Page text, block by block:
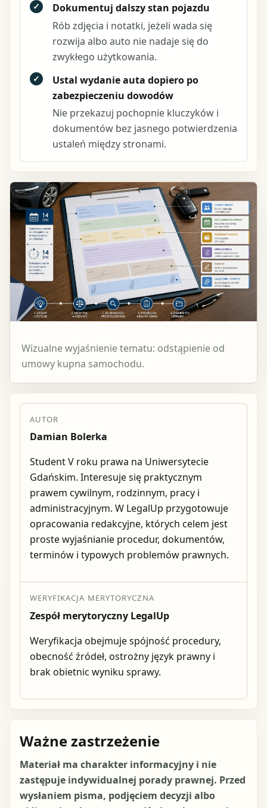
✓
Dokumentuj dalszy stan pojazdu
Rób zdjęcia i notatki, jeżeli wada się
rozwija albo auto nie nadaje się do
zwykłego użytkowania.
✓
Ustal wydanie auta dopiero po
zabezpieczeniu dowodów
Nie przekazuj pochopnie kluczyków i
dokumentów bez jasnego potwierdzenia
ustaleń między stronami.
Wizualne wyjaśnienie tematu: odstąpienie od
umowy kupna samochodu.
AUTOR
Damian Bolerka
Student V roku prawa na Uniwersytecie
Gdańskim. Interesuje się praktycznym
prawem cywilnym, rodzinnym, pracy i
administracyjnym. W LegalUp przygotowuje
opracowania redakcyjne, których celem jest
proste wyjaśnianie procedur, dokumentów,
terminów i typowych problemów prawnych.
WERYFIKACJA MERYTORYCZNA
Zespół merytoryczny LegalUp
Weryfikacja obejmuje spójność procedury,
obecność źródeł, ostrożny język prawny i
brak obietnic wyniku sprawy.
Ważne zastrzeżenie
Materiał ma charakter informacyjny i nie
zastępuje indywidualnej porady prawnej. Przed
wysłaniem pisma, podjęciem decyzji albo